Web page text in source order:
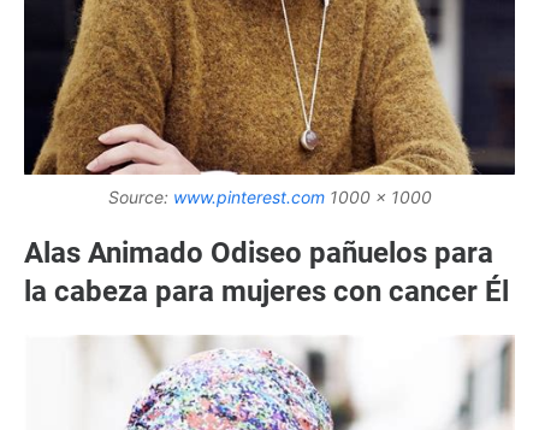
Source: www.pinterest.com1000 x 1000
Alas Animado Odiseo pañuelos para
la cabeza para mujeres con cancer Él